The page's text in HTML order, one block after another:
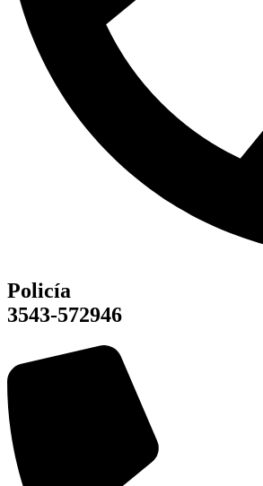
Policía
3543-572946